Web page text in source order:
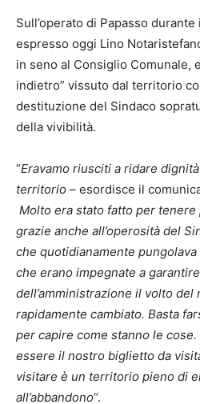
Sull’operato di Papasso
espresso oggi Lino
in seno al Consiglio Comunale,
indietro” vissuto dal territorio
destituzione del Sindaco
della vivibilità.
“Eravamo riusciti a ridare
territorio – esordisce il
Molto era stato fatto per
grazie anche all’operosità del
che quotidianamente
che erano impegnate a
dell’amministrazione il volto del
rapidamente cambiato. Basta
per capire come stanno le
essere il nostro biglietto da
visitare è un territorio pieno di
all’abbandono“.